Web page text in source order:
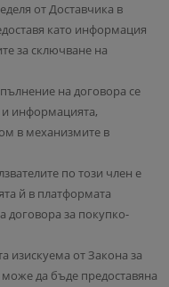
от Доставчика в
като информация
за сключване на
на договора се
информацията,
в механизмите в
по този член е
й в платформата
договора за покупко-
изискуема от Закона за
да бъде предоставяна